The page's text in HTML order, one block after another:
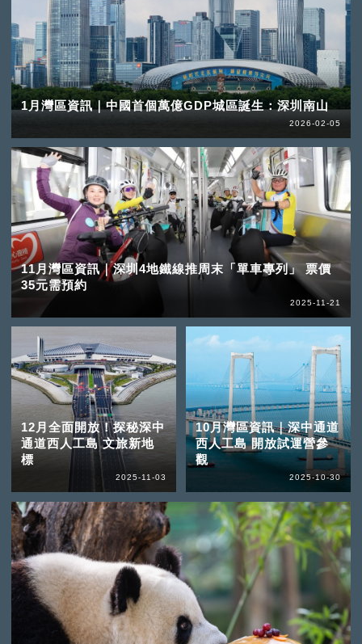
1月灣區資訊｜中國首個萬億GDP城區誕生：深圳南山
2026-02-05
11月灣區資訊｜深圳4地鐵線推周末「單車專列」 票價
35元需預約
2025-11-21
12月全面開放！探秘深中
通道西人工島 文旅新地
標
2025-11-03
10月灣區資訊｜深中通道
西人工島 開放試運營參
觀
2025-10-30